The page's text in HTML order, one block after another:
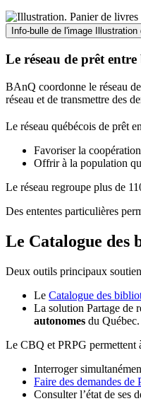
Info-bulle de l'image
Le réseau de prêt
BAnQ coordonne le réseau
réseau et de transmettre des
Le réseau québécois de prêt
Favoriser la
Offrir à la population
Le réseau regroupe plus de
Des ententes particulières
Le Catalogue des
Deux outils principaux
Le Catalogue des
La solution Partage de
autonomes du Québec.
Le CBQ et PRPG permettent
Interroger
Faire des demandes de
Consulter l’état de ses